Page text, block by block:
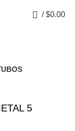
/ $0.00
5